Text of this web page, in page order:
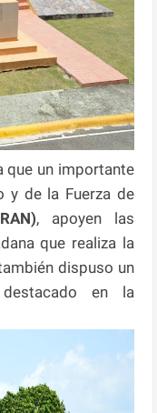
que un importante
y de la Fuerza de
, apoyen las
que realiza la
dispuso un
en la